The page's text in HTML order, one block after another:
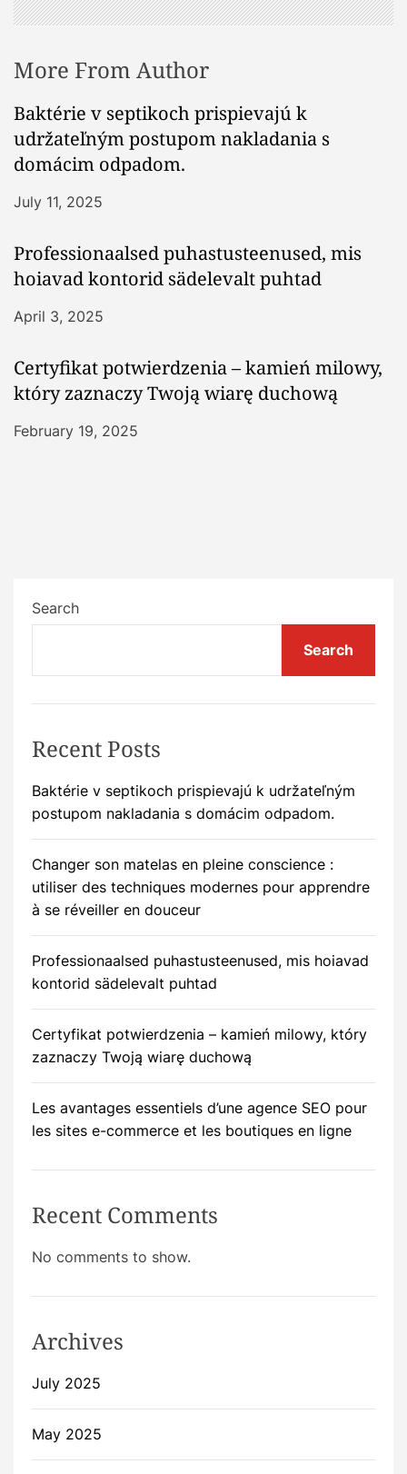
More From Author
Baktérie v septikoch prispievajú k
udržateľným postupom nakladania s
domácim odpadom.
July 11, 2025
Professionaalsed puhastusteenused, mis
hoiavad kontorid sädelevalt puhtad
April 3, 2025
Certyfikat potwierdzenia – kamień milowy,
który zaznaczy Twoją wiarę duchową
February 19, 2025
Search
Search
Recent Posts
Baktérie v septikoch prispievajú k udržateľným
postupom nakladania s domácim odpadom.
Changer son matelas en pleine conscience :
utiliser des techniques modernes pour apprendre
à se réveiller en douceur
Professionaalsed puhastusteenused, mis hoiavad
kontorid sädelevalt puhtad
Certyfikat potwierdzenia – kamień milowy, który
zaznaczy Twoją wiarę duchową
Les avantages essentiels d’une agence SEO pour
les sites e-commerce et les boutiques en ligne
Recent Comments
No comments to show.
Archives
July 2025
May 2025